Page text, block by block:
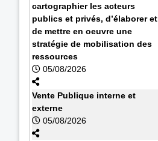
cartographier les acteurs
publics et privés, d’élaborer et
de mettre en oeuvre une
stratégie de mobilisation des
ressources
05/08/2026
Vente Publique interne et
externe
05/08/2026